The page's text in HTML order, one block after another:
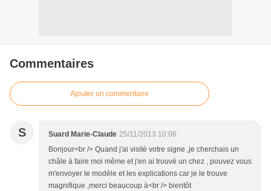
Commentaires
Ajouter un commentaire
S Suard Marie-Claude 25/11/2013 10:06
Bonjour<br /> Quand j'ai visité votre signe ,je cherchais un
châle à faire moi même et j'en ai trouvé un chez , pouvez vous
m'envoyer le modèle et les explications car je le trouve
magnifique ,merci beaucoup à<br /> bientôt